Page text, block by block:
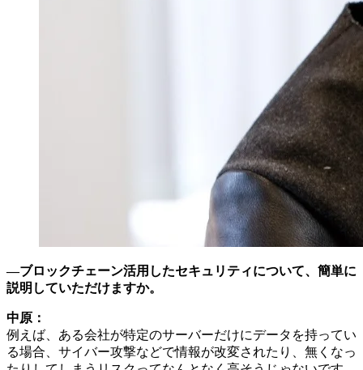
―ブロックチェーン活用したセキュリティについて、簡単に
説明していただけますか。
中原：
例えば、ある会社が特定のサーバーだけにデータを持ってい
る場合、サイバー攻撃などで情報が改変されたり、無くなっ